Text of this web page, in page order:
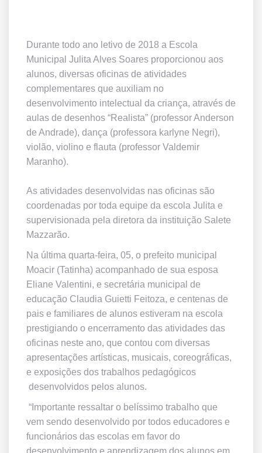
Durante todo ano letivo de 2018 a Escola
Municipal Julita Alves Soares proporcionou aos
alunos, diversas oficinas de atividades
complementares que auxiliam no
desenvolvimento intelectual da criança, através de
aulas de desenhos “Realista” (professor Anderson
de Andrade), dança (professora karlyne Negri),
violão, violino e flauta (professor Valdemir
Maranho).
As atividades desenvolvidas nas oficinas são
coordenadas por toda equipe da escola Julita e
supervisionada pela diretora da instituição Salete
Mazzarão.
Na última quarta-feira, 05, o prefeito municipal
Moacir (Tatinha) acompanhado de sua esposa
Eliane Valentini, e secretária municipal de
educação Claudia Guietti Feitoza, e centenas de
pais e familiares de alunos estiveram na escola
prestigiando o encerramento das atividades das
oficinas neste ano, que contou com diversas
apresentações artísticas, musicais, coreográficas,
e exposições dos trabalhos pedagógicos
desenvolvidos pelos alunos.
“Importante ressaltar o belíssimo trabalho que
vem sendo desenvolvido por todos educadores e
funcionários das escolas em favor do
desenvolvimento e aprendizagem dos alunos em